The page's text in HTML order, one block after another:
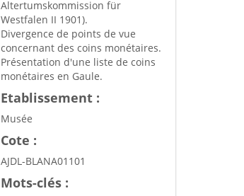
Altertumskommission für
Westfalen II 1901).
Divergence de points de vue
concernant des coins monétaires.
Présentation d'une liste de coins
monétaires en Gaule.
Etablissement :
Musée
Cote :
AJDL-BLANA01101
Mots-clés :